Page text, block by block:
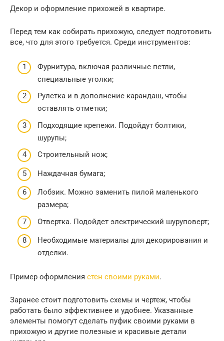
Декор и оформление прихожей в квартире.
Перед тем как собирать прихожую, следует подготовить
все, что для этого требуется. Среди инструментов:
Фурнитура, включая различные петли,
специальные уголки;
Рулетка и в дополнение карандаш, чтобы
оставлять отметки;
Подходящие крепежи. Подойдут болтики,
шурупы;
Строительный нож;
Наждачная бумага;
Лобзик. Можно заменить пилой маленького
размера;
Отвертка. Подойдет электрический шуруповерт;
Необходимые материалы для декорирования и
отделки.
Пример оформления стен своими руками.
Заранее стоит подготовить схемы и чертеж, чтобы
работать было эффективнее и удобнее. Указанные
элементы помогут сделать пуфик своими руками в
прихожую и другие полезные и красивые детали